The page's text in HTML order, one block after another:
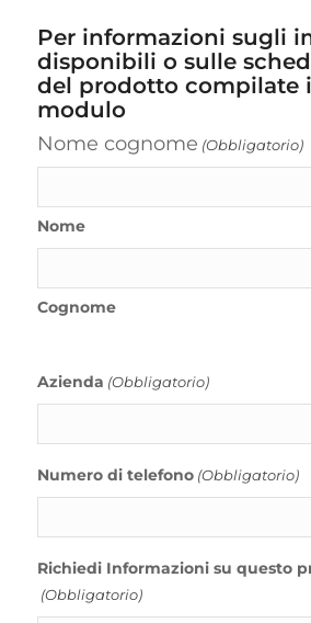
Per informazioni sugli
disponibili o sulle
del prodotto compilate
modulo
Nome cognome (Obbligatorio)
Nome
Cognome
Azienda (Obbligatorio)
Numero di telefono (Obbligatorio)
Richiedi Informazioni su questo
(Obbligatorio)